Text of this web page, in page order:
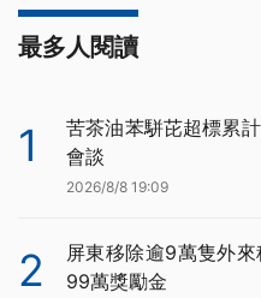
最多人閱讀
1
苦茶油苯駢芘超標累
會談
2026/8/8 19:09
2
屏東移除逾9萬隻外
99萬獎勵金